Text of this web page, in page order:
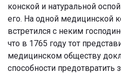
конской и натуральной
его. На одной медицинской
встретился с неким
что в 1765 году тот
медицинском обществу
способности предотвратить